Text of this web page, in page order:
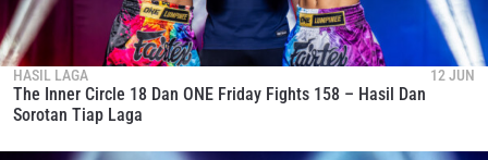
HASIL LAGA 12 JUN
The Inner Circle 18 Dan ONE Friday Fights 158 – Hasil Dan
Sorotan Tiap Laga